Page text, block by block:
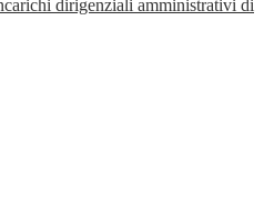
dirigenziali amministrativi di